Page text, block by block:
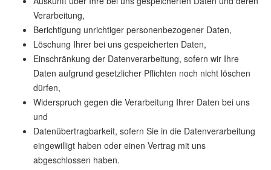
Verarbeitung,
Berichtigung unrichtiger personenbezogener Daten,
Löschung Ihrer bei uns gespeicherten Daten,
Einschränkung der Datenverarbeitung, sofern wir Ihre
Daten aufgrund gesetzlicher Pflichten noch nicht löschen
dürfen,
Widerspruch gegen die Verarbeitung Ihrer Daten bei uns
und
Datenübertragbarkeit, sofern Sie in die Datenverarbeitung
eingewilligt haben oder einen Vertrag mit uns
abgeschlossen haben.